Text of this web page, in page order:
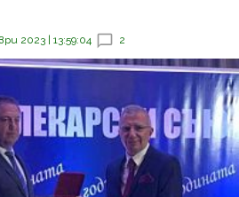
2023 | 13:59:04 2